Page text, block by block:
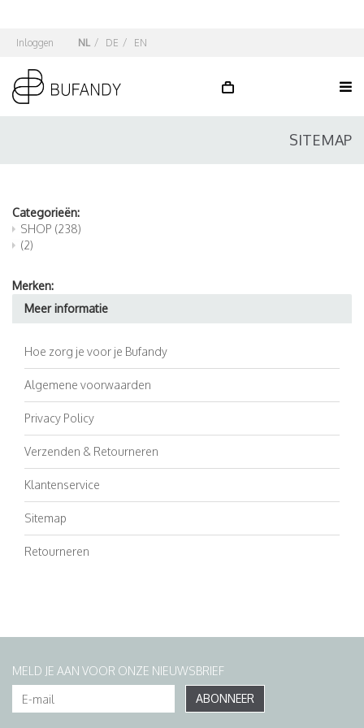
Inloggen NL / DE / EN
SITEMAP
Categorieën:
SHOP (238)
(2)
Merken:
Meer informatie
Hoe zorg je voor je Bufandy
Algemene voorwaarden
Privacy Policy
Verzenden & Retourneren
Klantenservice
Sitemap
Retourneren
MELD JE AAN VOOR ONZE NIEUWSBRIEF
ABONNEER